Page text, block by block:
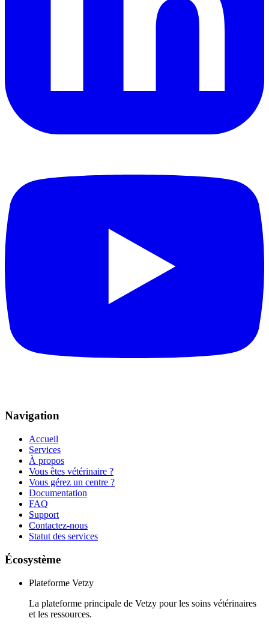
Navigation
Accueil
Services
À propos
Vous êtes vétérinaire ?
Vous gérez un centre ?
Documentation
FAQ
Support
Contactez-nous
Statut des services
Écosystème
Plateforme Vetzy
La plateforme principale de Vetzy pour les soins vétérinaires
et les ressources.